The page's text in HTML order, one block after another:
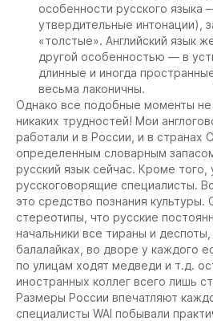
особенности русского языка
утвердительные интонации),
«толстые». Английский язык
другой особенностью — в
длинные и иногда
весьма лаконичны.
Однако все подобные моменты не
никаких трудностей! Мои
работали и в России, и в странах
определенным словарным
русский язык сейчас. Кроме того,
русскоговорящие специалисты.
это средство познания культуры.
стереотипы, что русские
начальники все тираны и
балалайках, во дворе у каждого
по улицам ходят медведи и т.д.
иностранных коллег всего лишь
Размеры России впечатляют
специалисты WAI побывали